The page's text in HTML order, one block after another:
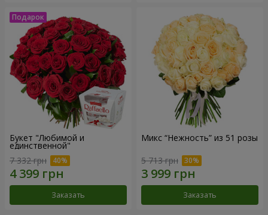
Букет "Любимой и
единственной"
7 332 грн
Заказать
Микс “Нежность” из 51 розы
5 713 грн
Заказать